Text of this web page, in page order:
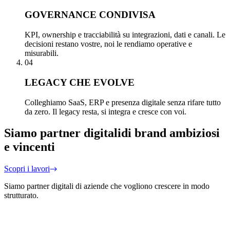
GOVERNANCE CONDIVISA
KPI, ownership e tracciabilità su integrazioni, dati e canali. Le
decisioni restano vostre, noi le rendiamo operative e
misurabili.
04
LEGACY CHE EVOLVE
Colleghiamo SaaS, ERP e presenza digitale senza rifare tutto
da zero. Il legacy resta, si integra e cresce con voi.
Siamo partner digitalidi brand ambiziosi
e vincenti
Scopri i lavori
Siamo partner digitali di aziende che vogliono crescere in modo
strutturato.